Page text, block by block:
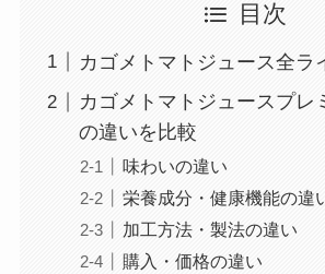
目次
カゴメトマトジュース全ラ
カゴメトマトジュースプレ
の違いを比較
味わいの違い
栄養成分・健康機能の違
加工方法・製法の違い
購入・価格の違い